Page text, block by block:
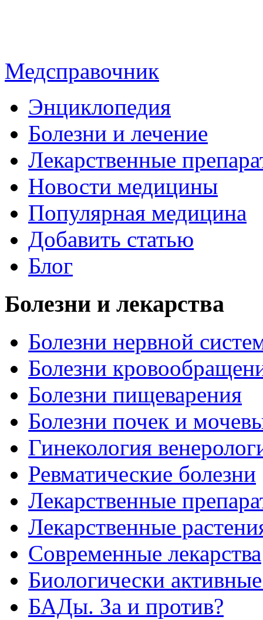
Медсправочник
Энциклопедия
Болезни и лечение
Лекарственные
Новости медицины
Популярная медицина
Добавить статью
Блог
Болезни и лекарства
Болезни нервной
Болезни
Болезни пищеварения
Болезни почек и
Гинекология
Ревматические болезни
Лекарственные
Лекарственные
Современные лекарства
Биологически
БАДы. За и против?